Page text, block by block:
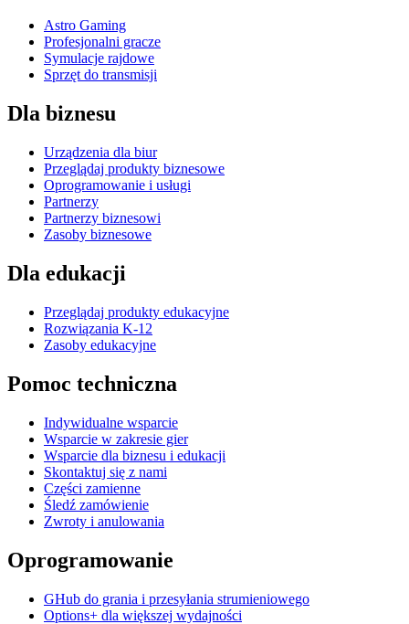
Astro Gaming
Profesjonalni gracze
Symulacje rajdowe
Sprzęt do transmisji
Dla biznesu
Urządzenia dla biur
Przeglądaj produkty biznesowe
Oprogramowanie i usługi
Partnerzy
Partnerzy biznesowi
Zasoby biznesowe
Dla edukacji
Przeglądaj produkty edukacyjne
Rozwiązania K-12
Zasoby edukacyjne
Pomoc techniczna
Indywidualne wsparcie
Wsparcie w zakresie gier
Wsparcie dla biznesu i edukacji
Skontaktuj się z nami
Części zamienne
Śledź zamówienie
Zwroty i anulowania
Oprogramowanie
GHub do grania i przesyłania strumieniowego
Options+ dla większej wydajności